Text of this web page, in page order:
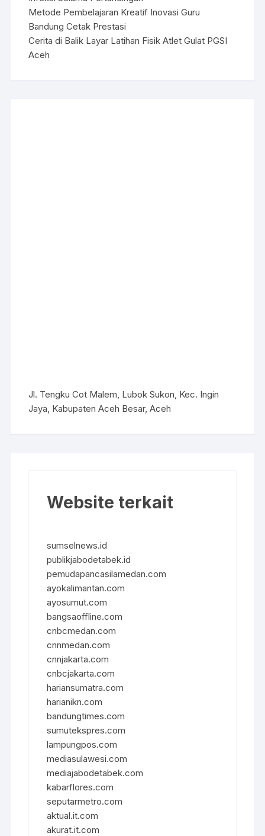
Metode Pembelajaran Kreatif Inovasi Guru
Bandung Cetak Prestasi
Cerita di Balik Layar Latihan Fisik Atlet Gulat PGSI
Aceh
Jl. Tengku Cot Malem, Lubok Sukon, Kec. Ingin
Jaya, Kabupaten Aceh Besar, Aceh
Website terkait
sumselnews.id
publikjabodetabek.id
pemudapancasilamedan.com
ayokalimantan.com
ayosumut.com
bangsaoffline.com
cnbcmedan.com
cnnmedan.com
cnnjakarta.com
cnbcjakarta.com
hariansumatra.com
harianikn.com
bandungtimes.com
sumutekspres.com
lampungpos.com
mediasulawesi.com
mediajabodetabek.com
kabarflores.com
seputarmetro.com
aktual.it.com
akurat.it.com